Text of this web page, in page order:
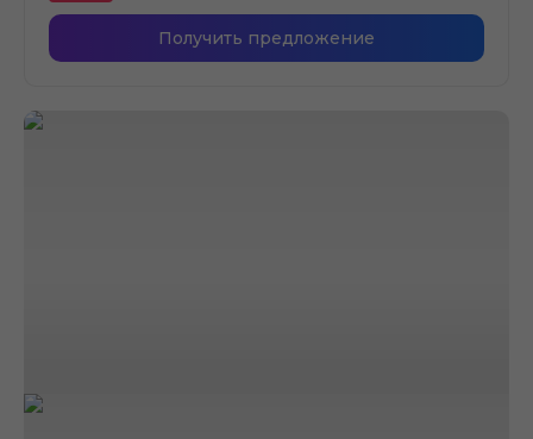
Получить предложение